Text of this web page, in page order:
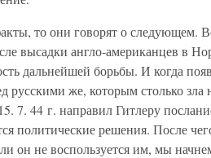
то они говорят о следующем.
высадки англо-американцев в
дальнейшей борьбы. И когда
русскими же, которым столько
7. 44 г. направил Гитлеру
политические решения. После
он не воспользуется им, мы